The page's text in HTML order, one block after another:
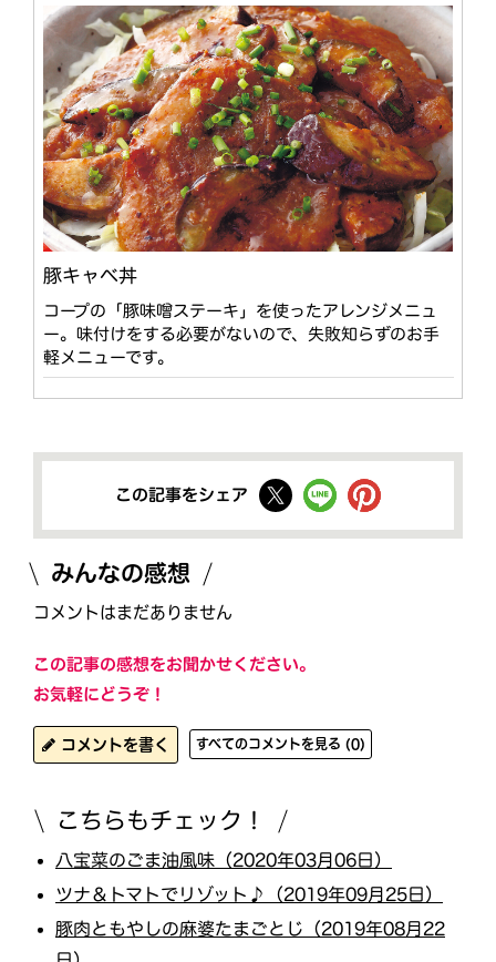
豚キャベ丼
コープの「豚味噌ステーキ」を使ったアレンジメニュ
ー。味付けをする必要がないので、失敗知らずのお手
軽メニューです。
この記事をシェア
みんなの感想
コメントはまだありません
この記事の感想をお聞かせください。
お気軽にどうぞ！
コメントを書く すべてのコメントを見る (0)
こちらもチェック！
八宝菜のごま油風味（2020年03月06日）
ツナ＆トマトでリゾット♪（2019年09月25日）
豚肉ともやしの麻婆たまごとじ（2019年08月22